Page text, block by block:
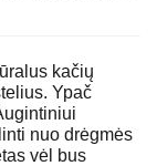
kačių
Ypač
nuo drėgmės
vėl bus